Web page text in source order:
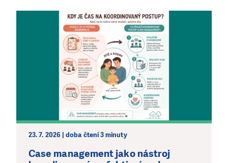
23. 7. 2026 | doba čtení 3 minuty
Case management jako nástroj